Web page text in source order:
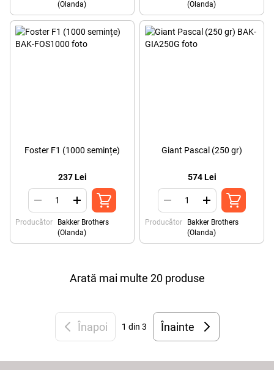
(Olanda)
(Olanda)
Foster F1 (1000 semințe)
237 Lei
Producător
Bakker Brothers
(Olanda)
Giant Pascal (250 gr)
574 Lei
Producător
Bakker Brothers
(Olanda)
Arată mai multe 20 produse
Înapoi 1 din 3 Înainte